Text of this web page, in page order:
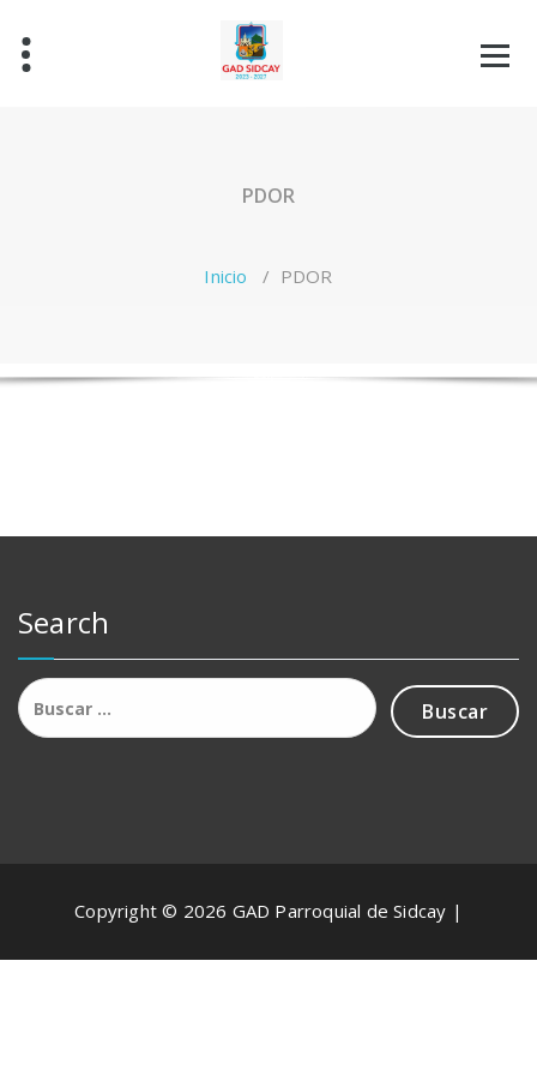
contenido
PDOR
Inicio / PDOR
Search
Buscar:
Copyright © 2026 GAD Parroquial de Sidcay |